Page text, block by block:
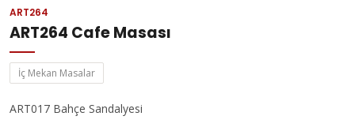
ART264
ART264 Cafe Masası
İç Mekan Masalar
ART017 Bahçe Sandalyesi